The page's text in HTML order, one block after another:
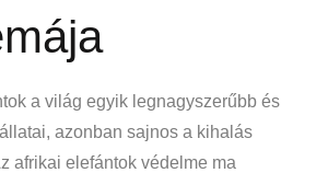
a világ egyik legnagyszerűbb és
azonban sajnos a kihalás
afrikai elefántok védelme ma